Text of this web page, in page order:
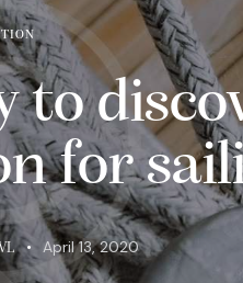
to
for
April 13, 2020